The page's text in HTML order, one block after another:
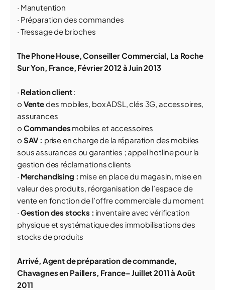
· Manutention
· Préparation des commandes
· Tressage de brioches
The Phone House, Conseiller Commercial, La Roche
Sur Yon, France, Février 2012 à Juin 2013
· Relation client:
o Ventedes mobiles, box ADSL, clés 3G, accessoires,
assurances
o Commandes mobiles et accessoires
o SAV : prise en charge de la réparation des mobiles
sous assurances ou garanties ; appel hotline pour la
gestion des réclamations clients
· Merchandising : mise en place du magasin, mise en
valeur des produits, réorganisation de l’espace de
vente en fonction de l’offre commerciale du moment
· Gestion des stocks : inventaire avec vérification
physique et systématique des immobilisations des
stocks de produits
Arrivé, Agent de préparation de commande,
Chavagnes en Paillers, France– Juillet 2011 à Août
2011